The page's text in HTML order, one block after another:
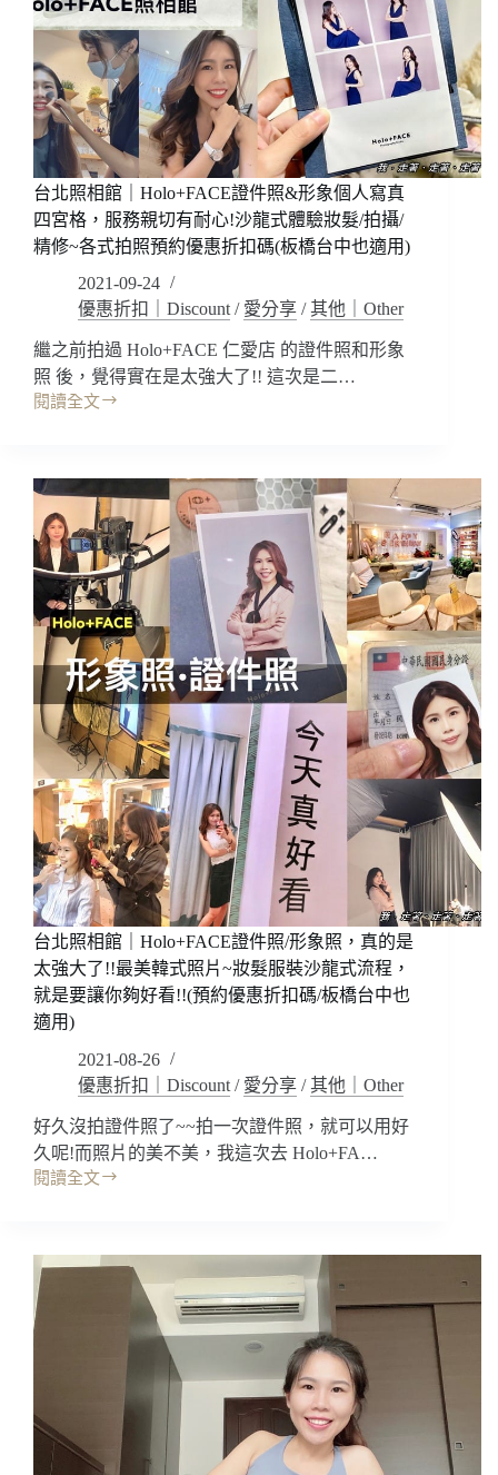
板
劇
自
拍
直
播
架
著
好
方
巧
藍
牙
自
遠
遙
控
拍
照
(85
折
優
惠
折
扣
碼
halokk)
台北照相館｜Holo+FACE證件照&形象個人寫真
四宮格，服務親切有耐心!沙龍式體驗妝髮/拍攝/
精修~各式拍照預約優惠折扣碼(板橋台中也適用)
2021-09-24
優惠折扣｜Discount/ 愛分享 /其他｜Other
繼之前拍過 Holo+FACE 仁愛店 的證件照和形象
照 後，覺得實在是太強大了!! 這次是二…
閱讀全文
台
相
｜
Holo+FACE
證
件
照
&
形
象
個
人
寫
真
四
宮
格，
服
務
親
切
有
耐
心!
沙
驗
妝
髮/
修
~
各
式
約
台北照相館｜Holo+FACE證件照/形象照，真的是
太強大了!!最美韓式照片~妝髮服裝沙龍式流程，
就是要讓你夠好看!!(預約優惠折扣碼/板橋台中也
適用)
2021-08-26
優惠折扣｜Discount / 愛分享 /其他｜Other
好久沒拍證件照了~~拍一次證件照，就可以用好
久呢!而照片的美不美，我這次去 Holo+FA…
閱讀全文
台
相
館
｜
Holo+FACE
形
象
照，